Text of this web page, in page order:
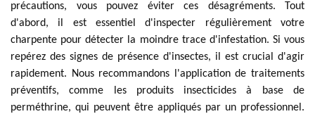
précautions, vous pouvez éviter ces désagréments. Tout
d'abord, il est essentiel d'inspecter régulièrement votre
charpente pour détecter la moindre trace d'infestation. Si vous
repérez des signes de présence d'insectes, il est crucial d'agir
rapidement. Nous recommandons l'application de traitements
préventifs, comme les produits insecticides à base de
perméthrine, qui peuvent être appliqués par un professionnel.